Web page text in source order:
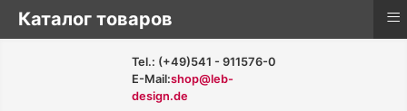
Tel.: (+49)541 - 911576-0
E-Mail:shop@leb-
design.de
Каталог товаров ≡